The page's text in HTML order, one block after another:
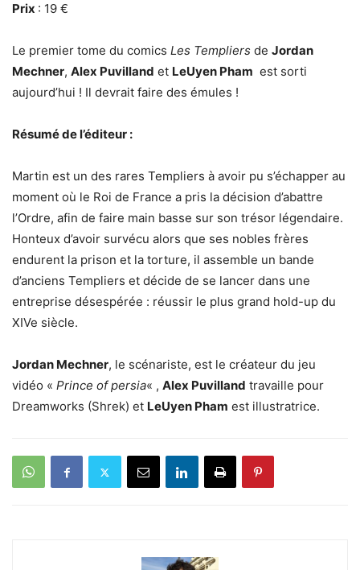
Prix : 19 €
Le premier tome du comics Les Templiers de Jordan
Mechner, Alex Puvilland et LeUyen Pham est sorti
aujourd’hui ! Il devrait faire des émules !
Résumé de l’éditeur :
Martin est un des rares Templiers à avoir pu s’échapper au
moment où le Roi de France a pris la décision d’abattre
l’Ordre, afin de faire main basse sur son trésor légendaire.
Honteux d’avoir survécu alors que ses nobles frères
endurent la prison et la torture, il assemble un bande
d’anciens Templiers et décide de se lancer dans une
entreprise désespérée : réussir le plus grand hold-up du
XIVe siècle.
Jordan Mechner, le scénariste, est le créateur du jeu
vidéo « Prince of persia« , Alex Puvilland travaille pour
Dreamworks (Shrek) et LeUyen Pham est illustratrice.